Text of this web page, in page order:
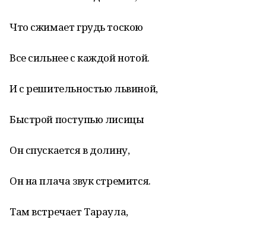
Что сжимает грудь тоскою
Все сильнее с каждой нотой.
И с решительностью львиной,
Быстрой поступью лисицы
Он спускается в долину,
Он на плача звук стремится.
Там встречает Тараула,